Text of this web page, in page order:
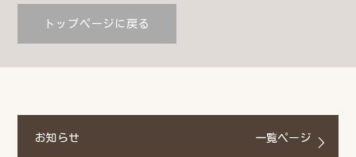
トップページに戻る
お知らせ 一覧ページ